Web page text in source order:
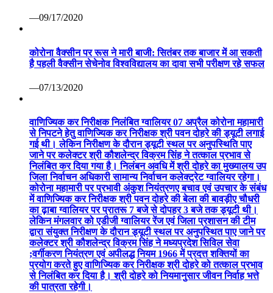
—09/17/2020
कोरोना वैक्सीन पर रूस ने मारी बाजी: सितंबर तक बाजार में आ सकती
है पहली वैक्सीन सेचेनोव विश्वविद्यालय का दावा सभी परीक्षण रहे सफल
—07/13/2020
वाणिज्यिक कर निरीक्षक निलंबित ग्वालियर 07 अप्रैल कोरोना महामारी
से निपटने हेतु वाणिज्यिक कर निरीक्षक श्री पवन दोहरे की ड्यूटी लगाई
गई थी। लेकिन निरीक्षण के दौरान ड्यूटी स्थल पर अनुपस्थिति पाए
जाने पर कलेक्टर श्री कौशलेन्द्र विक्रम सिंह ने तत्काल प्रभाव से
निलंबित कर दिया गया है। निलंबन अवधि में श्री दोहरे का मुख्यालय उप
जिला निर्वाचन अधिकारी सामान्य निर्वाचन कलेक्ट्रेट ग्वालियर रहेगा।
कोरोना महामारी पर प्रभावी अंकुश नियंत्रणए बचाव एवं उपचार के संबंध
में वाणिज्यिक कर निरीक्षक श्री पवन दोहरे की बेला की बावड़ीए चौधरी
का ढ़ाबा ग्वालियर पर प्रातरू 7 बजे से दोपहर 3 बजे तक ड्यूटी थी।
लेकिन मंगलवार को एडीजी ग्वालियर रेंज एवं जिला प्रशासन की टीम
द्वारा संयुक्त निरीक्षण के दौरान ड्यूटी स्थल पर अनुपस्थित पाए जाने पर
कलेक्टर श्री कौशलेन्द्र विक्रम सिंह ने मध्यप्रदेश सिविल सेवा
;वर्गीकरण नियंत्रण एवं अपीलद्ध नियम 1966 में प्रदत्त शक्तियों का
प्रयोग करते हुए वाणिज्यिक कर निरीक्षक श्री दोहरे को तत्काल प्रभाव
से निलंबित कर दिया है। श्री दोहरे को नियमानुसार जीवन निर्वाह भत्ते
की पात्रता रहेगी।